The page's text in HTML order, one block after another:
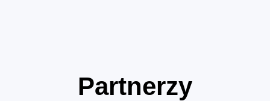
Partnerzy